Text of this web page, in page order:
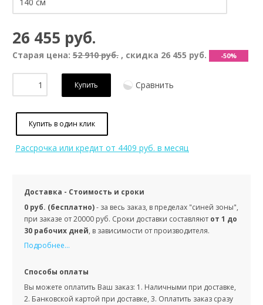
26 455 руб.
Старая цена: 52 910 руб. , скидка 26 455 руб. -50%
Купить Сравнить
Купить в один клик
Рассрочка или кредит от 4409 руб. в месяц
Доставка - Стоимость и сроки
0 руб. (бесплатно)- за весь заказ, в пределах "синей зоны",
при заказе от 20000 руб. Сроки доставки составляют от 1 до
30 рабочих дней, в зависимости от производителя.
Подробнее...
Способы оплаты
Вы можете оплатить Ваш заказ: 1. Наличными при доставке,
2. Банковской картой при доставке, 3. Оплатить заказ сразу